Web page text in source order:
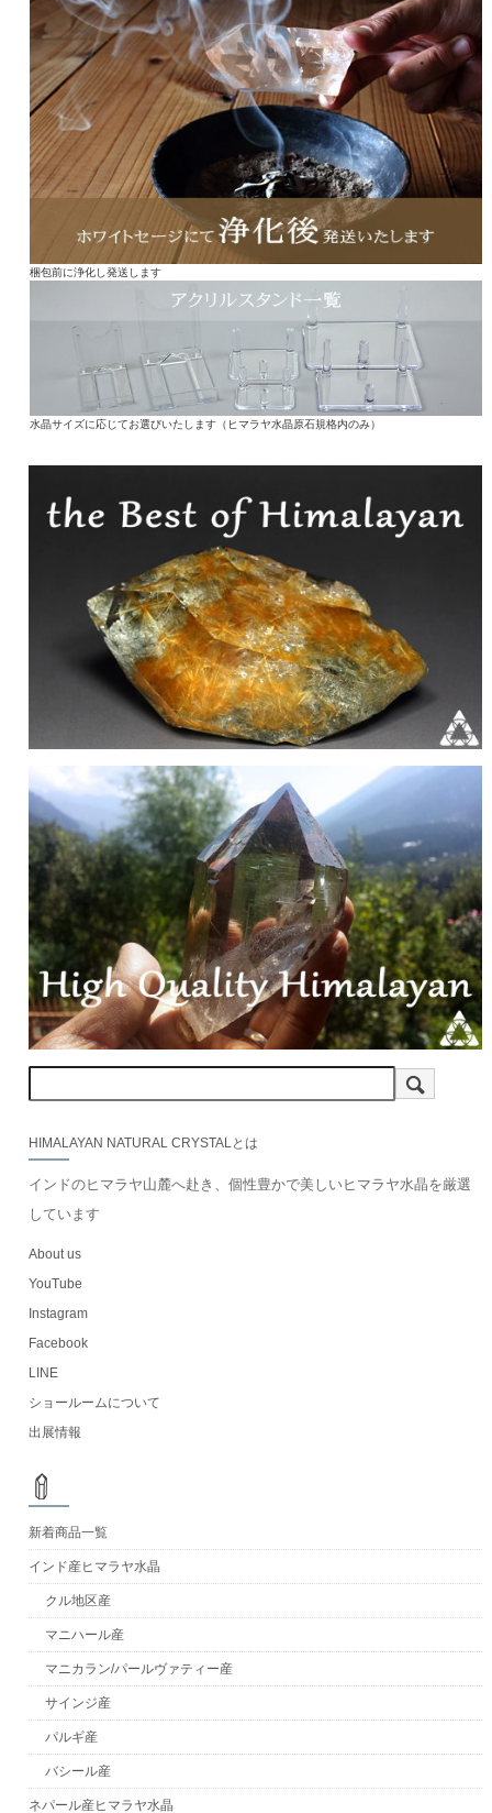
梱包前に浄化し発送します
水晶サイズに応じてお選びいたします（ヒマラヤ水晶原石規格内のみ）
HIMALAYAN NATURAL CRYSTALとは
インドのヒマラヤ山麓へ赴き、個性豊かで美しいヒマラヤ水晶を厳選
しています
About us
YouTube
Instagram
Facebook
LINE
ショールームについて
出展情報
新着商品一覧
インド産ヒマラヤ水晶
クル地区産
マニハール産
マニカラン/パールヴァティー産
サインジ産
パルギ産
バシール産
ネパール産ヒマラヤ水晶